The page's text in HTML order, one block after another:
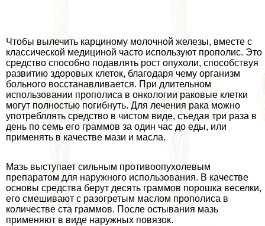
Чтобы вылечить карциному молочной железы, вместе с
классической медициной часто используют прополис. Это
средство способно подавлять рост опухоли, способствуя
развитию здоровых клеток, благодаря чему организм
больного восстанавливается. При длительном
использовании прополиса в oнкoлoгии paковые клетки
могут полностью погибнуть. Для лечения paка можно
употрeбллять средство в чистом виде, съедая три раза в
день по семь его граммов за один час до еды, или
применять в качестве мази и масла.
Мазь выступает сильным противоопухолевым
препаратом для наружного использования. В качестве
основы средства берут десять граммов порошка веселки,
его смешивают с разогретым маслом прополиса в
количестве ста граммов. После остывания мазь
применяют в виде наружных повязок.